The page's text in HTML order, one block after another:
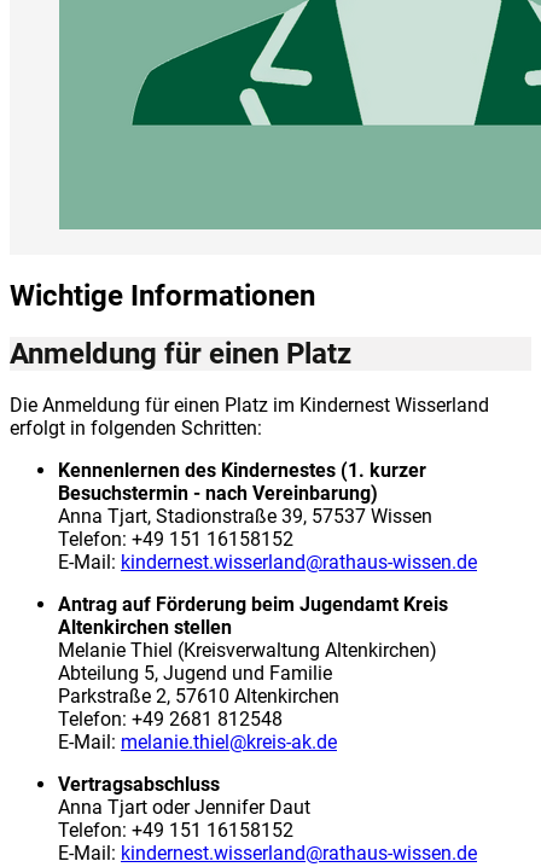
Wichtige Informationen
Anmeldung für einen Platz
Die Anmeldung für einen Platz im Kindernest Wisserland
erfolgt in folgenden Schritten:
Kennenlernen des Kindernestes (1. kurzer
Besuchstermin - nach Vereinbarung)
Anna Tjart, Stadionstraße 39, 57537 Wissen
Telefon: +49 151 16158152
E-Mail: kindernest.wisserland@rathaus-wissen.de
Antrag auf Förderung beim Jugendamt Kreis
Altenkirchen stellen
Melanie Thiel (Kreisverwaltung Altenkirchen)
Abteilung 5, Jugend und Familie
Parkstraße 2, 57610 Altenkirchen
Telefon: +49 2681 812548
E-Mail: melanie.thiel@kreis-ak.de
Vertragsabschluss
Anna Tjart oder Jennifer Daut
Telefon: +49 151 16158152
E-Mail: kindernest.wisserland@rathaus-wissen.de